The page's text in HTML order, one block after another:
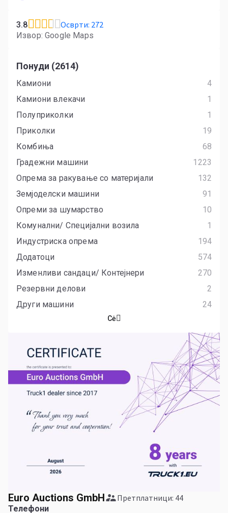
Euro Auctions GmbH Претплатници: 44
Телефони
3.8 Осврти: 272
Извор: Google Maps
Понуди (2614)
Камиони
4
Камиони влекачи
1
Полуприколки
1
Приколки
19
Комбиња
68
Градежни машини
1223
Опрема за ракување со материјали
132
Земјоделски машини
91
Опреми за шумарство
10
Комунални/ Специјални возила
1
Индустриска опрема
194
Додатоци
574
Изменливи сандаци/ Контејнери
270
Резервни делови
2
Други машини
24
Сė